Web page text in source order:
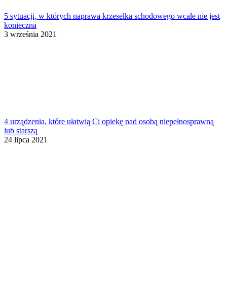
5 sytuacji, w których naprawa krzesełka schodowego wcale nie jest
konieczna
3 września 2021
4 urządzenia, które ułatwią Ci opiekę nad osobą niepełnosprawną
lub starszą
24 lipca 2021